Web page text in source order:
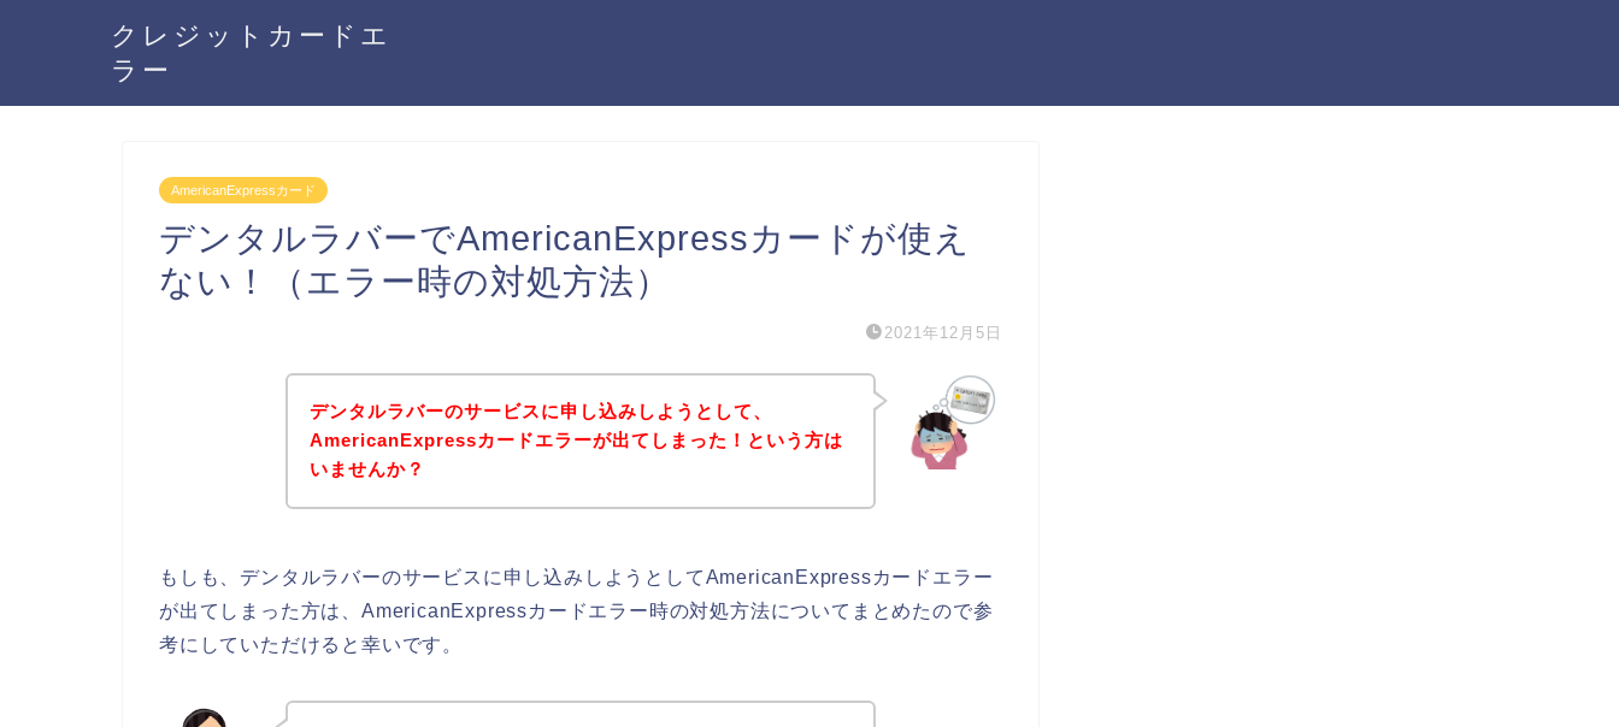
クレジットカードエ
ラー
AmericanExpressカード
デンタルラバーでAmericanExpressカードが使え
ない！（エラー時の対処方法）
2021年12月5日
デンタルラバーのサービスに申し込みしようとして、
AmericanExpressカードエラーが出てしまった！という方は
いませんか？
もしも、デンタルラバーのサービスに申し込みしようとしてAmericanExpressカードエラー
が出てしまった方は、AmericanExpressカードエラー時の対処方法についてまとめたので参
考にしていただけると幸いです。